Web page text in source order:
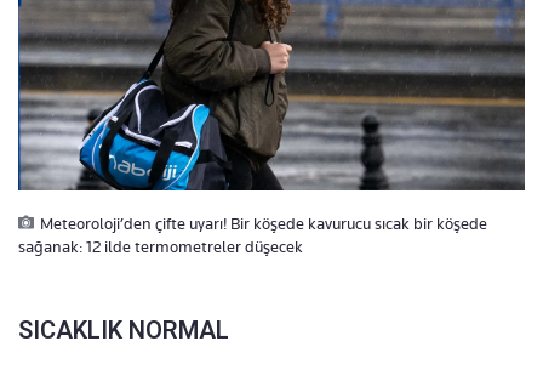
Meteoroloji’den çifte uyarı! Bir köşede kavurucu sıcak bir köşede
sağanak: 12 ilde termometreler düşecek
SICAKLIK NORMAL